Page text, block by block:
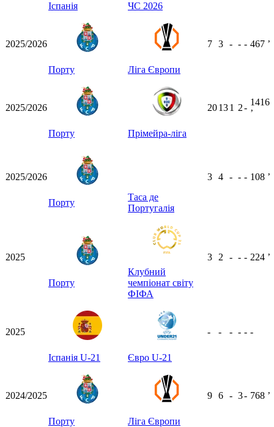
Іспанія ЧС 2026
2025/2026
Порту Ліга Європи
7 3 - - - 467 ʼ
2025/2026
Порту Прімейра-ліга
20131 2-
1416
ʼ
2025/2026
Порту
Таса де
Португалія
3 4 - - - 108 ʼ
2025
Порту
Клубний
чемпіонат світу
ФІФА
3 2 - - - 224 ʼ
2025
Іспанія U-21 Євро U-21
- - - - - -
2024/2025
Порту Ліга Європи
9 6 - 3- 768 ʼ